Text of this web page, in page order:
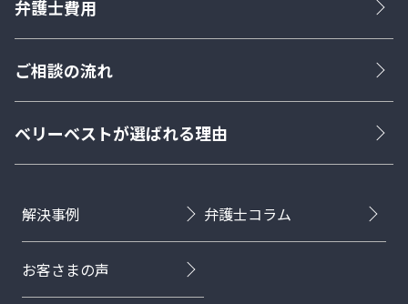
弁護士費用
ご相談の流れ
ベリーベストが選ばれる理由
解決事例 弁護士コラム
お客さまの声